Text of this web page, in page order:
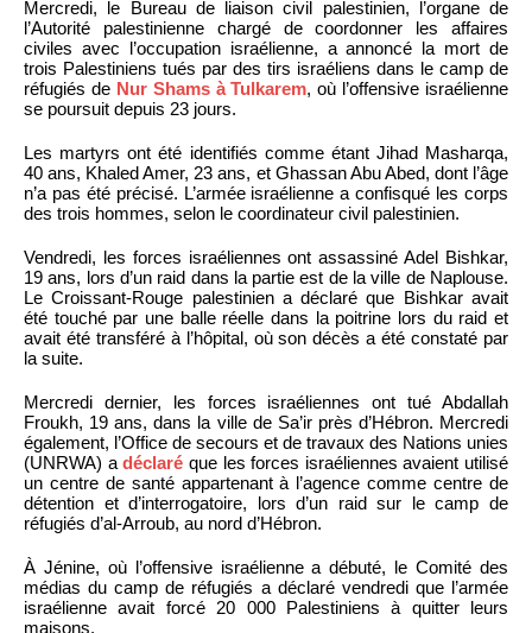
Mercredi, le Bureau de liaison civil palestinien, l’organe de
l’Autorité palestinienne chargé de coordonner les affaires
civiles avec l’occupation israélienne, a annoncé la mort de
trois Palestiniens tués par des tirs israéliens dans le camp de
réfugiés de Nur Shams à Tulkarem, où l’offensive israélienne
se poursuit depuis 23 jours.
Les martyrs ont été identifiés comme étant Jihad Masharqa,
40 ans, Khaled Amer, 23 ans, et Ghassan Abu Abed, dont l’âge
n’a pas été précisé. L’armée israélienne a confisqué les corps
des trois hommes, selon le coordinateur civil palestinien.
Vendredi, les forces israéliennes ont assassiné Adel Bishkar,
19 ans, lors d’un raid dans la partie est de la ville de Naplouse.
Le Croissant-Rouge palestinien a déclaré que Bishkar avait
été touché par une balle réelle dans la poitrine lors du raid et
avait été transféré à l’hôpital, où son décès a été constaté par
la suite.
Mercredi dernier, les forces israéliennes ont tué Abdallah
Froukh, 19 ans, dans la ville de Sa’ir près d’Hébron. Mercredi
également, l’Office de secours et de travaux des Nations unies
(UNRWA) adéclaré que les forces israéliennes avaient utilisé
un centre de santé appartenant à l’agence comme centre de
détention et d’interrogatoire, lors d’un raid sur le camp de
réfugiés d’al-Arroub, au nord d’Hébron.
À Jénine, où l’offensive israélienne a débuté, le Comité des
médias du camp de réfugiés a déclaré vendredi que l’armée
israélienne avait forcé 20 000 Palestiniens à quitter leurs
maisons.